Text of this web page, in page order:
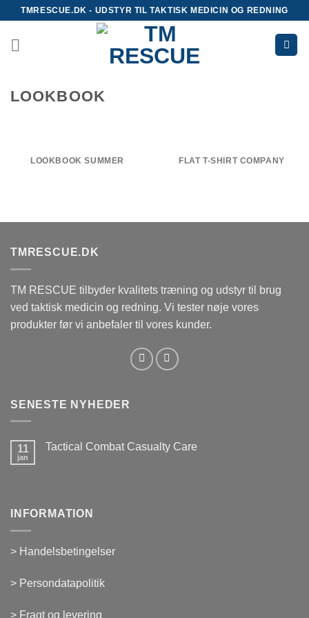
Skip
content
TMRESCUE.DK - UDSTYR TIL TAKTISK MEDICIN OG REDNING
LOOKBOOK
LOOKBOOK SUMMER FLAT T-SHIRT COMPANY
TMRESCUE.DK
TM RESCUE tilbyder kvalitets træning og udstyr til brug
ved taktisk medicin og redning. Vi tester nøje vores
produkter før vi anbefaler til vores kunder.
SENESTE NYHEDER
11
jan
Tactical Combat Casualty Care
INFORMATION
> Handelsbetingelser
> Persondatapolitik
> Fragt og levering